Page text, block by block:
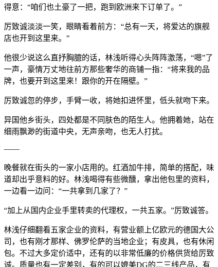
得意：“咱们也土豪了一把，跑到欧洲来下订单了。”
厉致诚淡淡一笑，眼睛看着前方：“总有一天，将爱达的旗舰
店也开到这里来。”
他很少说这么直抒胸臆的话，林浅听得心头阵阵激荡，“嗯”了
一声，豪情万丈地往前方那些奢华的商铺一指：“将来我的品
牌，也要开到这里来！跟你的开在隔壁。”
厉致诚忽的停步，手臂一收，将她扣进怀里，低头就吻下来。
异国他乡街头，四处都是不同肤色的陌生人。他拥着她，站在
细雨飘渺的街道中央，无声亲吻，也无人打扰。
——
晚餐就在街头的一家小店用的。红酒加牛排，简单的搭配，味
道却出乎意料的好。林浅喝得有些微醺，拿出他包里的资料，
一边看一边问：“一共拿到几家了？”
“加上从国内企业手里转卖的代理权，一共五家。”厉致诚答。
林浅仔细翻看五家企业的资料，有营业额上亿欧元的德国大公
司，也有刚才那样、佛罗伦萨的当地企业；有皮具，也有休闲
包。不过大多定价适中，还有的以非常低廉的价格供货给厉致
诚。质量也有一定差别，有的可以媲美DG的二三线产品，有